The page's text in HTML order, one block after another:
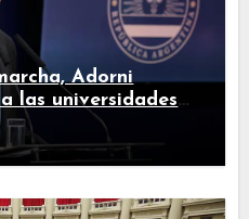
Adorni
las universidades